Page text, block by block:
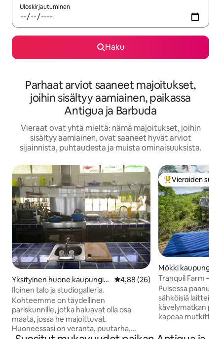
Uloskirjautuminen
Haku
Parhaat arviot saaneet majoitukset,
joihin sisältyy aamiainen, paikassa
Antigua ja Barbuda
Vieraat ovat yhtä mieltä: nämä majoitukset, joihin
sisältyy aamiainen, ovat saaneet hyvät arviot
sijainnista, puhtaudesta ja muista ominaisuuksista.
Yksityinen huone kaupungiss
a Buckleys
Keskimääräinen arvio 4,88/5,
4,88 (26)
Iloinen talo ja studiogalleria.
Kohteemme on täydellinen
pariskunnille, jotka haluavat olla osa
maata, jossa he majoittuvat.
Huoneessasi on veranta, puutarha,
Vieraiden
Vieraiden
Mökki
Village
Tranquil Farm –
mökki
Puisessa
sähköisiä laitteita.
kävelymatkan
kapeaa
pylväiden päälle,